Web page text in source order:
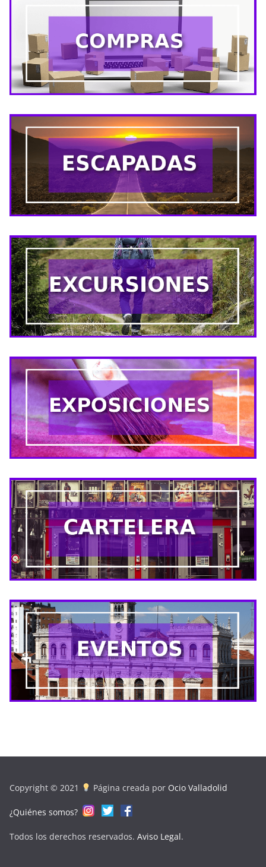
Copyright © 2021 Página creada por Ocio Valladolid
¿Quiénes somos?
Todos los derechos reservados. Aviso Legal.